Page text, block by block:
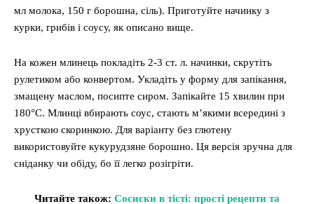
мл молока, 150 г борошна, сіль). Приготуйте начинку з
курки, грибів і соусу, як описано вище.
На кожен млинець покладіть 2-3 ст. л. начинки, скрутіть
рулетиком або конвертом. Укладіть у форму для запікання,
змащену маслом, посипте сиром. Запікайте 15 хвилин при
180°C. Млинці вбирають соус, стають м’якими всередині з
хрусткою скоринкою. Для варіанту без глютену
використовуйте кукурудзяне борошно. Ця версія зручна для
сніданку чи обіду, бо її легко розігріти.
Читайте також: Сосиски в тісті: прості рецепти та